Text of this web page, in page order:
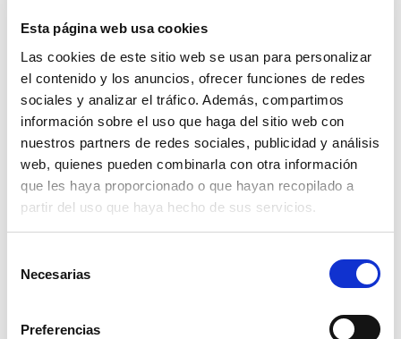
Esta página web usa cookies
Las cookies de este sitio web se usan para personalizar
el contenido y los anuncios, ofrecer funciones de redes
sociales y analizar el tráfico. Además, compartimos
información sobre el uso que haga del sitio web con
nuestros partners de redes sociales, publicidad y análisis
web, quienes pueden combinarla con otra información
que les haya proporcionado o que hayan recopilado a
partir del uso que haya hecho de sus servicios.
Necesarias
Preferencias